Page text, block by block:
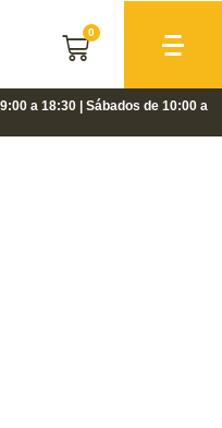
0
a 18:30 | Sábados de 10:00 a